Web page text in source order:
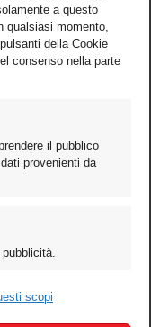
a questo
momento,
della Cookie
consenso nella parte
il pubblico
provenienti da
scopi